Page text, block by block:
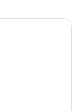
giường cỡ queen |